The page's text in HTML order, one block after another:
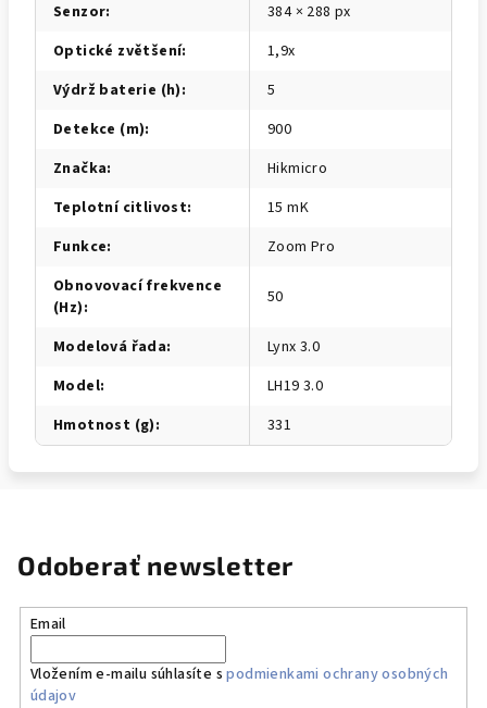
Senzor:
384 × 288 px
Optické zvětšení:
1,9x
Výdrž baterie (h):
5
Detekce (m):
900
Značka:
Hikmicro
Teplotní citlivost:
15 mK
Funkce:
Zoom Pro
Obnovovací frekvence
(Hz): 50
Modelová řada:
Lynx 3.0
Model:
LH19 3.0
Hmotnost (g): 331
Odoberať newsletter
Email
Vložením e-mailu súhlasíte spodmienkami ochrany osobných
údajov